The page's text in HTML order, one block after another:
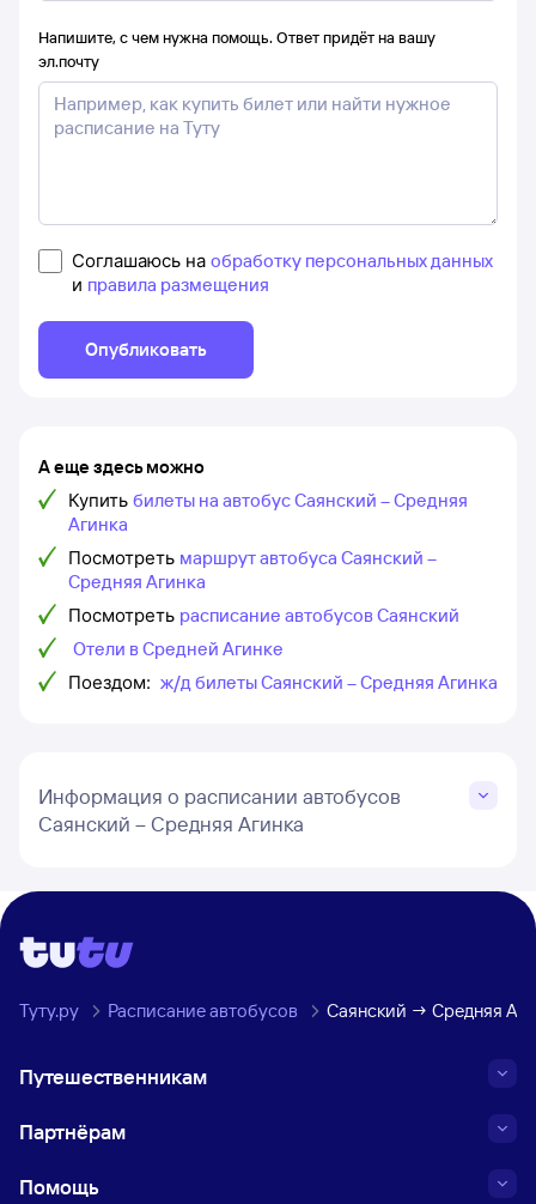
Напишите, с чем нужна помощь. Ответ придёт на вашу
эл.почту
Соглашаюсь на обработку персональных данных
и правила размещения
Опубликовать
А еще здесь можно
Купить билеты на автобус Саянский – Средняя
Агинка
Посмотреть маршрут автобуса Саянский –
Средняя Агинка
Посмотреть расписание автобусов Саянский
Отели в Средней Агинке
Поездом: ж/д билеты Саянский – Средняя Агинка
Информация о расписании автобусов
Саянский – Средняя Агинка
Туту.ру Расписание автобусов Саянский → Средняя
Путешественникам
Партнёрам
Помощь